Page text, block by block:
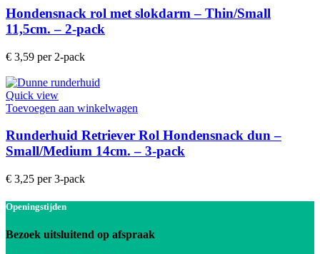
Hondensnack rol met slokdarm – Thin/Small
11,5cm. – 2-pack
€ 3,59 per 2-pack
Quick view
Toevoegen aan winkelwagen
Runderhuid Retriever Rol Hondensnack dun –
Small/Medium 14cm. – 3-pack
€ 3,25 per 3-pack
Openingstijden
Bezoek uitsluitend op afspraak